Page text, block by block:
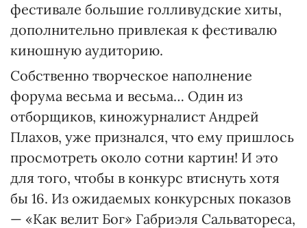
фестивале большие голливудские хиты,
дополнительно привлекая к фестивалю
киношную аудиторию.
Собственно творческое наполнение
форума весьма и весьма… Один из
отборщиков, киножурналист Андрей
Плахов, уже признался, что ему пришлось
просмотреть около сотни картин! И это
для того, чтобы в конкурс втиснуть хотя
бы 16. Из ожидаемых конкурсных показов
— «Как велит Бог» Габриэля Сальватореса,